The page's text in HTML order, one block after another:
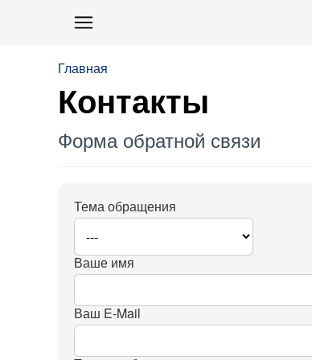
Главная
Контакты
Форма обратной связи
Тема обращения
Ваше имя
Ваш E-Mail